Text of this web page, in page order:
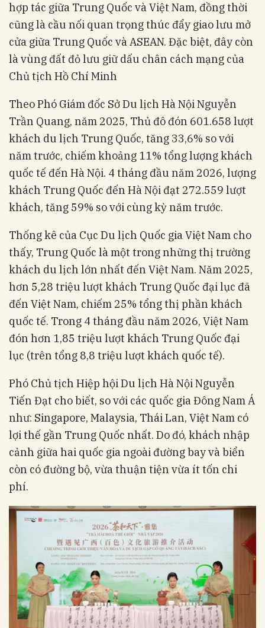
hợp tác giữa Trung Quốc và Việt Nam, đồng thời
cũng là cầu nối quan trọng thúc đẩy giao lưu mở
cửa giữa Trung Quốc và ASEAN. Đặc biệt, đây còn
là vùng đất đỏ lưu giữ dấu chân cách mạng của
Chủ tịch Hồ Chí Minh
Theo Phó Giám đốc Sở Du lịch Hà Nội Nguyễn
Trần Quang, năm 2025, Thủ đô đón 601.658 lượt
khách du lịch Trung Quốc, tăng 33,6% so với
năm trước, chiếm khoảng 11% tổng lượng khách
quốc tế đến Hà Nội. 4 tháng đầu năm 2026, lượng
khách Trung Quốc đến Hà Nội đạt 272.559 lượt
khách, tăng 59% so với cùng kỳ năm trước.
Thống kê của Cục Du lịch Quốc gia Việt Nam cho
thấy, Trung Quốc là một trong những thị trường
khách du lịch lớn nhất đến Việt Nam. Năm 2025,
hơn 5,28 triệu lượt khách Trung Quốc đại lục đã
đến Việt Nam, chiếm 25% tổng thị phần khách
quốc tế. Trong 4 tháng đầu năm 2026, Việt Nam
đón hơn 1,85 triệu lượt khách Trung Quốc đại
lục (trên tổng 8,8 triệu lượt khách quốc tế).
Phó Chủ tịch Hiệp hội Du lịch Hà Nội Nguyễn
Tiến Đạt cho biết, so với các quốc gia Đông Nam Á
như: Singapore, Malaysia, Thái Lan, Việt Nam có
lợi thế gần Trung Quốc nhất. Do đó, khách nhập
cảnh giữa hai quốc gia ngoài đường bay và biển
còn có đường bộ, vừa thuận tiện vừa ít tốn chi
phí.